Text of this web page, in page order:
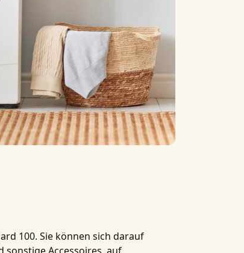
100. Sie können sich darauf